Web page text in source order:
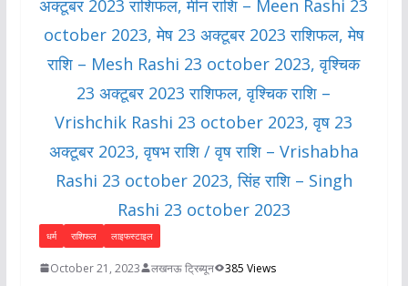
धर्म राशिफल लाइफस्टाइल
October 21, 2023 लखनऊ ट्रिब्यून 385 Views